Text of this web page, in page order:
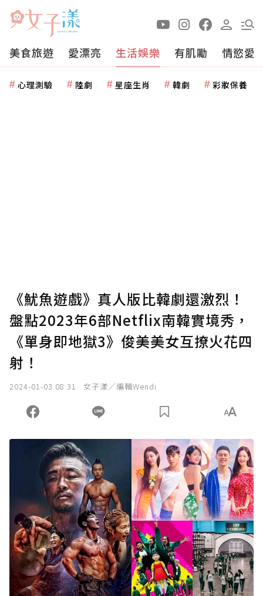
美食旅遊 愛漂亮 生活娛樂 有肌勵 情慾愛
心理測驗 陸劇 星座生肖 韓劇 彩妝保養
《魷魚遊戲》真人版比韓劇還激烈！
盤點2023年6部Netflix南韓實境秀，
《單身即地獄3》俊美美女互撩火花四
射！
2024-01-03 08:31 女子漾／編輯Wendi